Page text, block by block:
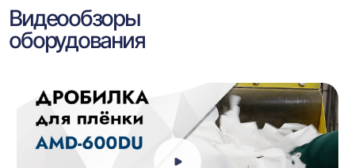
Видеообзоры
оборудования